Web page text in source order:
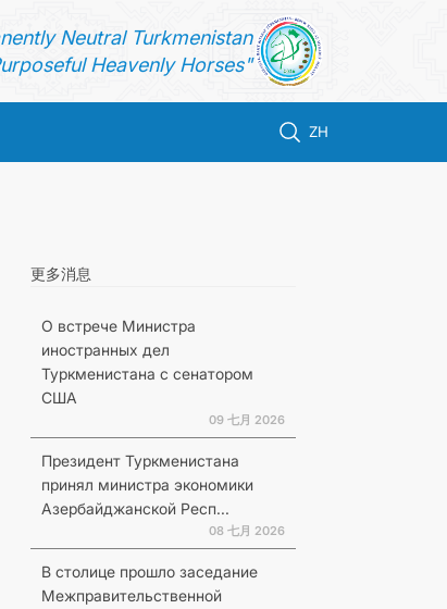
Neutral Turkmenistan
Heavenly Horses"
ZH
更多消息
О встрече Министра
иностранных дел
Туркменистана с сенатором
США
09 七月 2026
Президент Туркменистана
принял министра экономики
Азербайджанской Респ...
08 七月 2026
В столице прошло заседание
Межправительственной